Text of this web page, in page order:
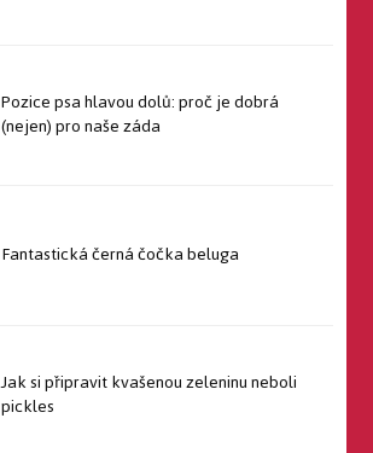
Pozice psa hlavou dolů: proč je dobrá
(nejen) pro naše záda
Fantastická černá čočka beluga
Jak si připravit kvašenou zeleninu neboli
pickles